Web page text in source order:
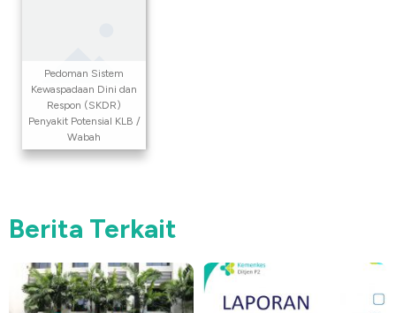
Pedoman Sistem
Kewaspadaan Dini dan
Respon (SKDR)
Penyakit Potensial KLB /
Wabah
Berita Terkait